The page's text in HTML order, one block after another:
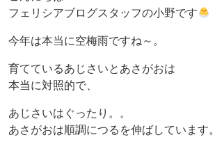
フェリシアブログスタッフの小野です
今年は本当に空梅雨ですね～。
育てているあじさいとあさがおは
本当に対照的で、
あじさいはぐったり。。
あさがおは順調につるを伸ばしています。